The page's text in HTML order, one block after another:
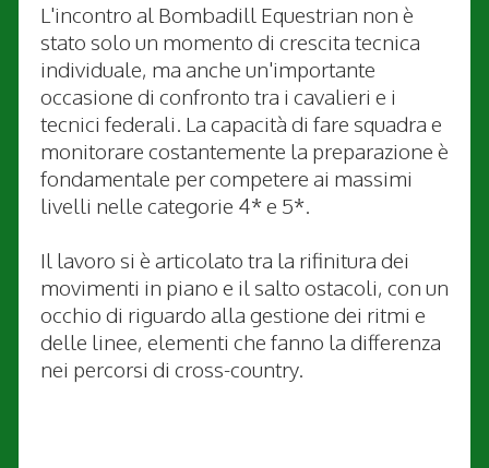
L'incontro al Bombadill Equestrian non è
stato solo un momento di crescita tecnica
individuale, ma anche un'importante
occasione di confronto tra i cavalieri e i
tecnici federali. La capacità di fare squadra e
monitorare costantemente la preparazione è
fondamentale per competere ai massimi
livelli nelle categorie 4* e 5*.
Il lavoro si è articolato tra la rifinitura dei
movimenti in piano e il salto ostacoli, con un
occhio di riguardo alla gestione dei ritmi e
delle linee, elementi che fanno la differenza
nei percorsi di cross-country.